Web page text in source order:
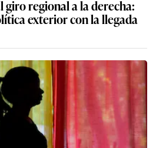
giro regional a la derecha:
exterior con la llegada